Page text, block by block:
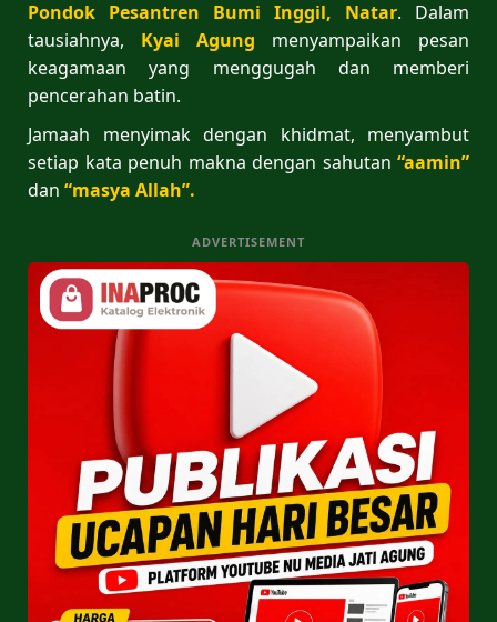
Pondok Pesantren Bumi Inggil, Natar. Dalam
tausiahnya, Kyai Agung menyampaikan pesan
keagamaan yang menggugah dan memberi
pencerahan batin.
Jamaah menyimak dengan khidmat, menyambut
setiap kata penuh makna dengan sahutan “aamin”
dan “masya Allah”.
ADVERTISEMENT